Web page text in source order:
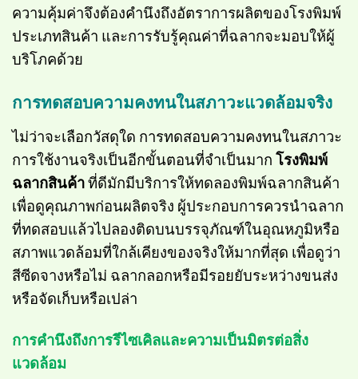
ความคุ้มค่าจึงต้องคำนึงถึงอัตราการผลิตของโรงพิมพ์
ประเภทสินค้า และการรับรู้คุณค่าที่ฉลากจะมอบให้ผู้
บริโภคด้วย
การทดสอบความคงทนในสภาวะแวดล้อมจริง
ไม่ว่าจะเลือกวัสดุใด การทดสอบความคงทนในสภาวะ
การใช้งานจริงเป็นอีกขั้นตอนที่จำเป็นมาก โรงพิมพ์
ฉลากสินค้าที่ดีมักมีบริการให้ทดลองพิมพ์ฉลากสินค้า
เพื่อดูคุณภาพก่อนผลิตจริง ผู้ประกอบการควรนำฉลาก
ที่ทดสอบแล้วไปลองติดบนบรรจุภัณฑ์ในอุณหภูมิหรือ
สภาพแวดล้อมที่ใกล้เคียงของจริงให้มากที่สุด เพื่อดูว่า
สีซีดจางหรือไม่ ฉลากลอกหรือมีรอยยับระหว่างขนส่ง
หรือจัดเก็บหรือเปล่า
การคำนึงถึงการรีไซเคิลและความเป็นมิตรต่อสิ่ง
แวดล้อม